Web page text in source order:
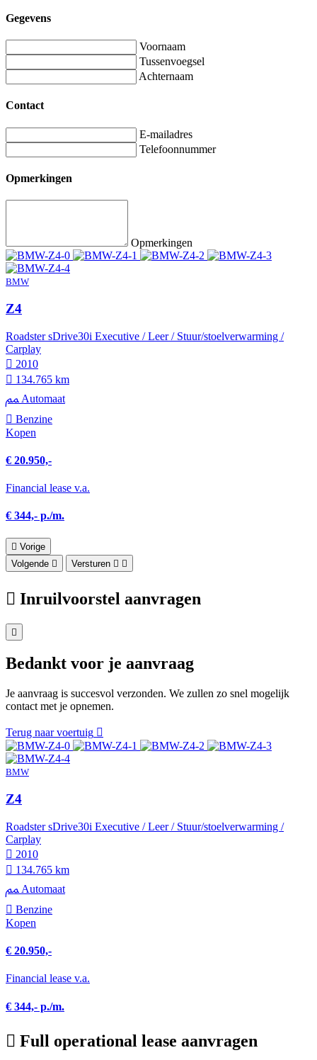
Gegevens
Voornaam
Tussenvoegsel
Achternaam
Contact
E-mailadres
Telefoonnummer
Opmerkingen
Opmerkingen
BMW
Z4
Roadster sDrive30i Executive / Leer / Stuur/stoelverwarming /
Carplay
2010
134.765 km
Automaat
Benzine
Kopen
€ 20.950,-
Financial lease v.a.
€ 344,- p./m.
Vorige
Volgende
Versturen
Inruilvoorstel aanvragen
Bedankt voor je aanvraag
Je aanvraag is succesvol verzonden. We zullen zo snel mogelijk
contact met je opnemen.
Terug naar voertuig
BMW
Z4
Roadster sDrive30i Executive / Leer / Stuur/stoelverwarming /
Carplay
2010
134.765 km
Automaat
Benzine
Kopen
€ 20.950,-
Financial lease v.a.
€ 344,- p./m.
Full operational lease aanvragen